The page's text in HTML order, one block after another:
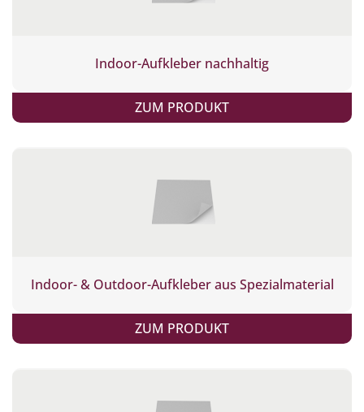
Indoor-Aufkleber nachhaltig
ZUM PRODUKT
Indoor- & Outdoor-Aufkleber aus Spezialmaterial
ZUM PRODUKT